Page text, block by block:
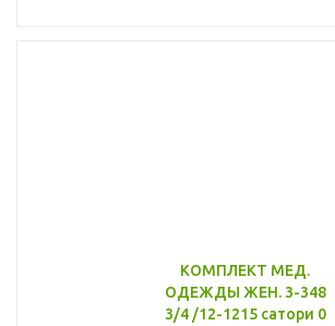
КОМПЛЕКТ МЕД.
ОДЕЖДЫ ЖЕН. 3-348
3/4 /12-1215 сатори 0